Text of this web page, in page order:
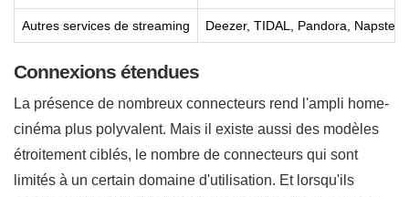
Autres services de streaming Deezer, TIDAL, Pandora,
Connexions étendues
La présence de nombreux connecteurs rend l'ampli home-
cinéma plus polyvalent. Mais il existe aussi des modèles
étroitement ciblés, le nombre de connecteurs qui sont
limités à un certain domaine d'utilisation. Et lorsqu'ils